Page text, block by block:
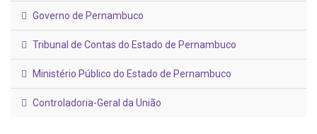
Governo de Pernambuco
Tribunal de Contas do Estado de Pernambuco
Ministério Público do Estado de Pernambuco
Controladoria-Geral da União